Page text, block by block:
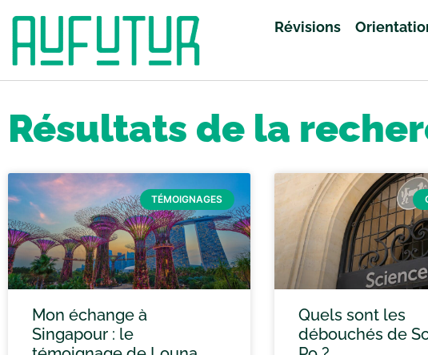
Révisions
Résultats de la
TÉMOIGNAGES
Mon échange à
Singapour : le
Quels sont les
débouchés de